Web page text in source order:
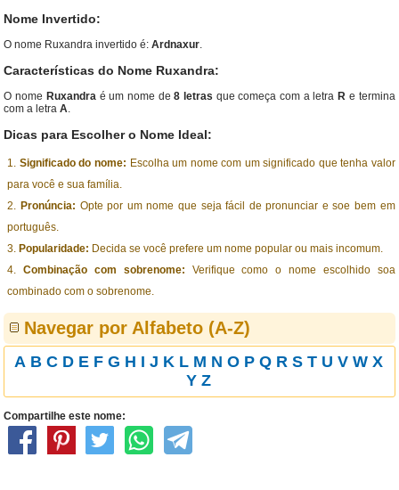
Nome Invertido:
O nome Ruxandra invertido é:Ardnaxur.
Características do Nome Ruxandra:
O nome Ruxandraé um nome de8 letras que começa com a letra R e termina
com a letraA.
Dicas para Escolher o Nome Ideal:
Significado do nome: Escolha um nome com um significado que tenha valor
para você e sua família.
Pronúncia: Opte por um nome que seja fácil de pronunciar e soe bem em
português.
Popularidade: Decida se você prefere um nome popular ou mais incomum.
Combinação com sobrenome: Verifique como o nome escolhido soa
combinado com o sobrenome.
Navegar por Alfabeto (A-Z)
A B C D E F G H I J K L M N O P Q R S T U V W X
Y Z
Compartilhe este nome: